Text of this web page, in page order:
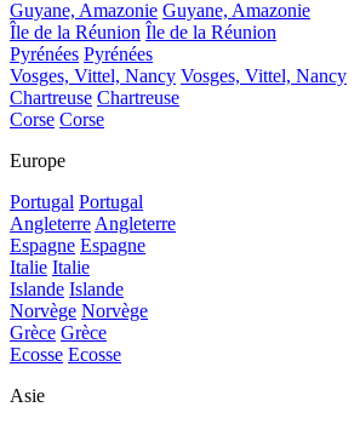
Guyane, Amazonie Guyane, Amazonie
Île de la Réunion Île de la Réunion
Pyrénées Pyrénées
Vosges, Vittel, Nancy Vosges, Vittel, Nancy
Chartreuse Chartreuse
Corse Corse
Europe
Portugal Portugal
Angleterre Angleterre
Espagne Espagne
Italie Italie
Islande Islande
Norvège Norvège
Grèce Grèce
Ecosse Ecosse
Asie